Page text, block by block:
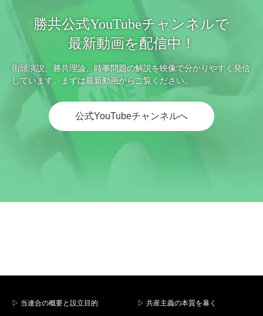
勝共公式YouTubeチャンネルで
最新動画を配信中！
街頭演説、勝共理論、時事問題の解説を映像で分かりやすく発信
しています。まずは最新動画からご覧ください。
公式YouTubeチャンネルへ
▷ 当連合の概要と設立目的 ▷ 共産主義の本質を暴く